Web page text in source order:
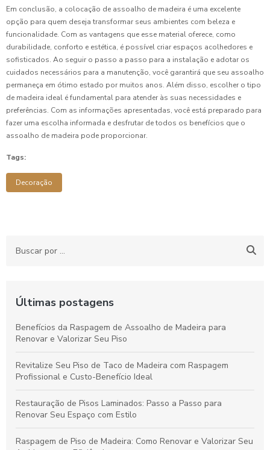
Em conclusão, a colocação de assoalho de madeira é uma excelente
opção para quem deseja transformar seus ambientes com beleza e
funcionalidade. Com as vantagens que esse material oferece, como
durabilidade, conforto e estética, é possível criar espaços acolhedores e
sofisticados. Ao seguir o passo a passo para a instalação e adotar os
cuidados necessários para a manutenção, você garantirá que seu assoalho
permaneça em ótimo estado por muitos anos. Além disso, escolher o tipo
de madeira ideal é fundamental para atender às suas necessidades e
preferências. Com as informações apresentadas, você está preparado para
fazer uma escolha informada e desfrutar de todos os benefícios que o
assoalho de madeira pode proporcionar.
Tags:
Decoração
Últimas postagens
Benefícios da Raspagem de Assoalho de Madeira para
Renovar e Valorizar Seu Piso
Revitalize Seu Piso de Taco de Madeira com Raspagem
Profissional e Custo-Benefício Ideal
Restauração de Pisos Laminados: Passo a Passo para
Renovar Seu Espaço com Estilo
Raspagem de Piso de Madeira: Como Renovar e Valorizar Seu